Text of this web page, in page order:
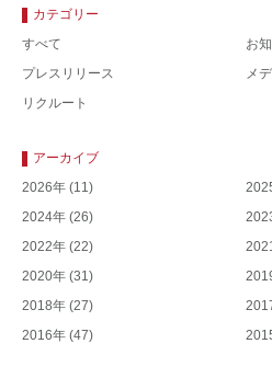
カテゴリー
すべて
お
プレスリリース
メ
リクルート
アーカイブ
2026年 (11)
2024年 (26)
2022年 (22)
2020年 (31)
2018年 (27)
2016年 (47)